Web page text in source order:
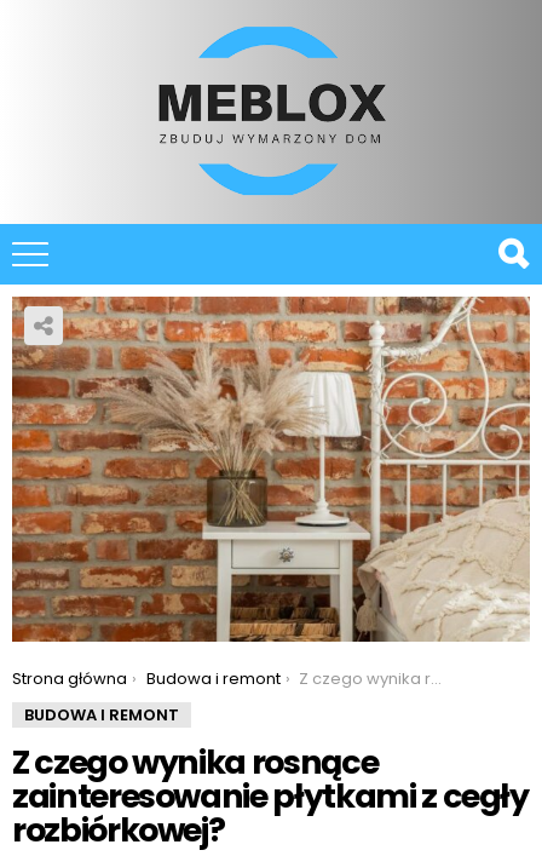
You are here:
Strona główna Budowa i remont
Z czego wynika rosnące zainteresowanie płytkami z cegły rozbiórkowej?
BUDOWA I REMONT
Z czego wynika rosnące
zainteresowanie płytkami z cegły
rozbiórkowej?